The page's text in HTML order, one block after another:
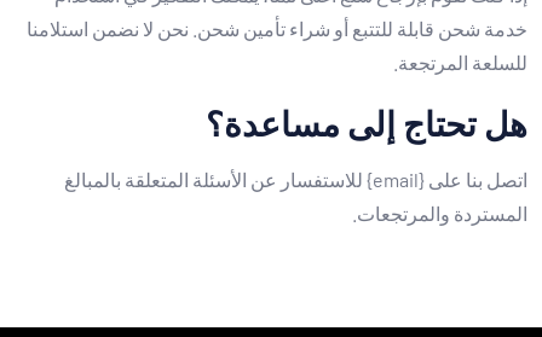
خدمة شحن قابلة للتتبع أو شراء تأمين شحن. نحن لا نضمن استلامنا
للسلعة المرتجعة.
هل تحتاج إلى مساعدة؟
اتصل بنا على {email} للاستفسار عن الأسئلة المتعلقة بالمبالغ
المستردة والمرتجعات.